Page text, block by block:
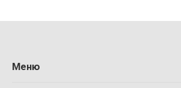
Меню